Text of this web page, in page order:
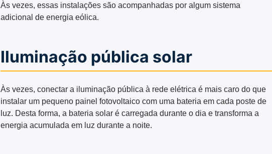
Às vezes, essas instalações são acompanhadas por algum sistema
adicional de energia eólica.
Iluminação pública solar
Às vezes, conectar a iluminação pública à rede elétrica é mais caro do que
instalar um pequeno painel fotovoltaico com uma bateria em cada poste de
luz. Desta forma, a bateria solar é carregada durante o dia e transforma a
energia acumulada em luz durante a noite.